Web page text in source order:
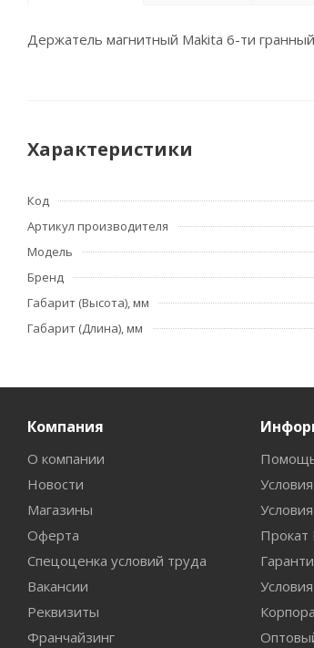
Держатель магнитный Makita 6-ти
Характеристики
Код
Артикул производителя
Модель
Бренд
Габарит (Высота), мм
Габарит (Длина), мм
Компания
О компании
Новости
Магазины
Оферта
Спецоценка условий труда
Вакансии
Реквизиты
Франчайзинг
Прокат